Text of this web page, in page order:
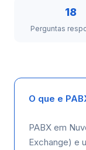
18
Perguntas
O que e
PABX em
Exchange) e